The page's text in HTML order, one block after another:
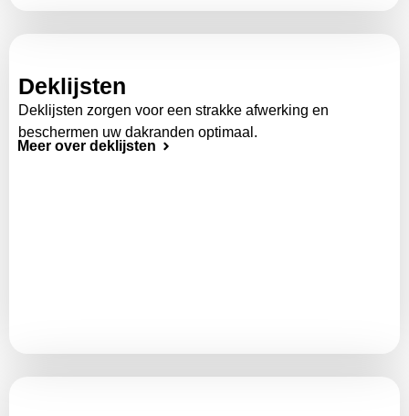
Deklijsten
Deklijsten zorgen voor een strakke afwerking en
beschermen uw dakranden optimaal.
Meer over deklijsten